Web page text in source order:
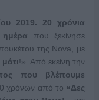
2019. 20 χρόνια
που ξεκίνησε
της Nova, με
!». Από εκείνη την
που βλέπουμε
χρόνων από το «Δες